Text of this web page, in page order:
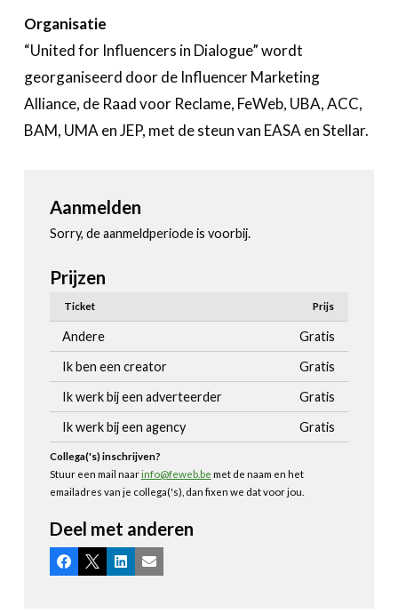
Organisatie
“United for Influencers in Dialogue” wordt
georganiseerd door de Influencer Marketing
Alliance, de Raad voor Reclame, FeWeb, UBA, ACC,
BAM, UMA en JEP, met de steun van EASA en Stellar.
Aanmelden
Sorry, de aanmeldperiode is voorbij.
Prijzen
Ticket Prijs
Andere
Gratis
Ik ben een creator
Gratis
Ik werk bij een adverteerder
Gratis
Ik werk bij een agency
Gratis
Collega('s) inschrijven?
Stuur een mail naarinfo@feweb.be met de naam en het
emailadres van je collega('s), dan fixen we dat voor jou.
Deel met anderen
Facebook
X LinkedInE-mail